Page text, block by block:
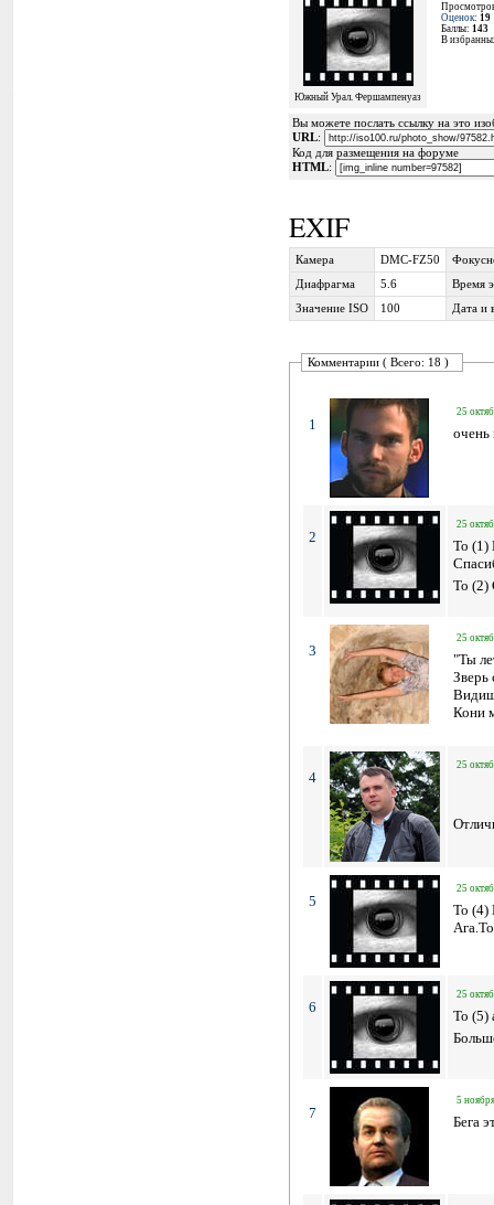
Южный Урал. Фершампенуаз
Оценок: 19
Баллы: 143
В
Вы можете послать ссылку на это
URL:
Код для размещения на форуме
HTML:
EXIF
Камера DMC-FZ50
Диафрагма
5.6
Время
Значение ISO
100 Дата и
Комментарии ( Всего: 18 )
1
25
2
25
To
To (2)
3
25
"Ты
Зверь
Кони
4
25
5
25
To (4)
6
25
To (5)
7
5
Бега